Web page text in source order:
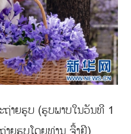
າຍຮູບ (ຮູບພາບໃນວັນທີ 1